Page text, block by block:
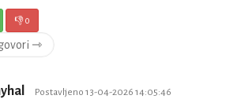
👎0
⇾
Postavljeno 13-04-2026 14:05:46